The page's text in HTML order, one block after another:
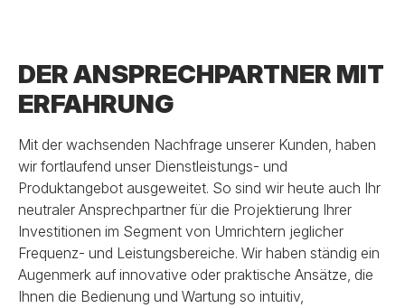
DER ANSPRECHPARTNER MIT
ERFAHRUNG
Mit der wachsenden Nachfrage unserer Kunden, haben
wir fortlaufend unser Dienstleistungs- und
Produktangebot ausgeweitet. So sind wir heute auch Ihr
neutraler Ansprechpartner für die Projektierung Ihrer
Investitionen im Segment von Umrichtern jeglicher
Frequenz- und Leistungsbereiche. Wir haben ständig ein
Augenmerk auf innovative oder praktische Ansätze, die
Ihnen die Bedienung und Wartung so intuitiv,